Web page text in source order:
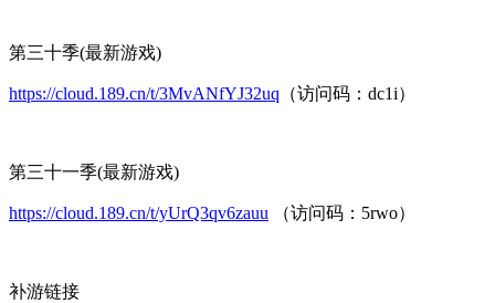
第三十季(最新游戏)
https://cloud.189.cn/t/3MvANfYJ32uq （访问码：dc1i）
第三十一季(最新游戏)
https://cloud.189.cn/t/yUrQ3qv6zauu （访问码：5rwo）
补游链接